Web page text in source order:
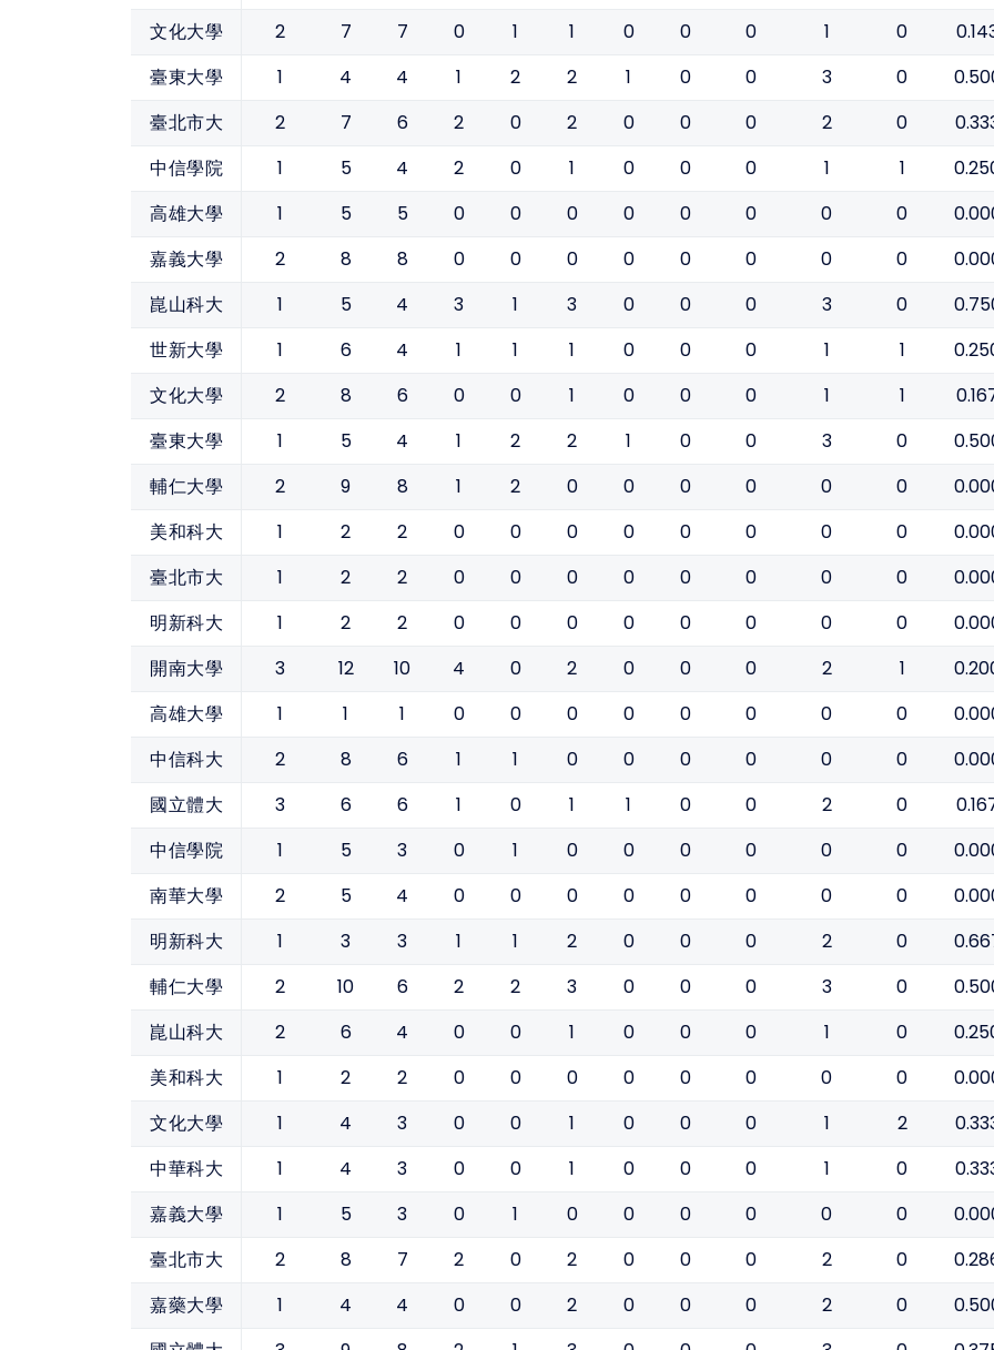
文化大學 2 7 7 0 1 1 0 0 0 1 0
臺東大學 1 4 4 1 2 2 1 0 0 3 0
臺北市大 2 7 6 2 0 2 0 0 0 2 0
中信學院 1 5 4 2 0 1 0 0 0 1 1
高雄大學 1 5 5 0 0 0 0 0 0 0 0
嘉義大學 2 8 8 0 0 0 0 0 0 0 0
崑山科大 1 5 4 3 1 3 0 0 0 3 0
世新大學 1 6 4 1 1 1 0 0 0 1 1
文化大學 2 8 6 0 0 1 0 0 0 1 1
臺東大學 1 5 4 1 2 2 1 0 0 3 0
輔仁大學 2 9 8 1 2 0 0 0 0 0 0
美和科大 1 2 2 0 0 0 0 0 0 0 0
臺北市大 1 2 2 0 0 0 0 0 0 0 0
明新科大 1 2 2 0 0 0 0 0 0 0 0
開南大學 3 12 10 4 0 2 0 0 0 2 1
高雄大學 1 1 1 0 0 0 0 0 0 0 0
中信科大 2 8 6 1 1 0 0 0 0 0 0
國立體大 3 6 6 1 0 1 1 0 0 2 0
中信學院 1 5 3 0 1 0 0 0 0 0 0
南華大學 2 5 4 0 0 0 0 0 0 0 0
明新科大 1 3 3 1 1 2 0 0 0 2 0
輔仁大學 2 10 6 2 2 3 0 0 0 3 0
崑山科大 2 6 4 0 0 1 0 0 0 1 0
美和科大 1 2 2 0 0 0 0 0 0 0 0
文化大學 1 4 3 0 0 1 0 0 0 1 2
中華科大 1 4 3 0 0 1 0 0 0 1 0
嘉義大學 1 5 3 0 1 0 0 0 0 0 0
臺北市大 2 8 7 2 0 2 0 0 0 2 0
嘉藥大學 1 4 4 0 0 2 0 0 0 2 0